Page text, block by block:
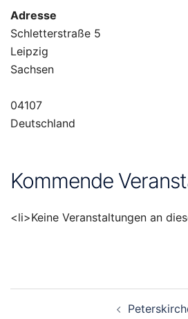
Adresse
Schletterstraße 5
Leipzig
Sachsen
04107
Deutschland
Kommende
<li>Keine Veranstaltungen an
Beitragsnavigation